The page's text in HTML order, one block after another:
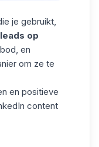
je gebruikt,
leads op
en
om ze te
en positieve
content